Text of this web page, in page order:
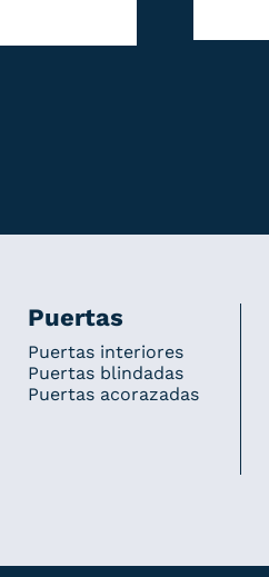
Puertas
Puertas interiores
Puertas blindadas
Puertas acorazadas